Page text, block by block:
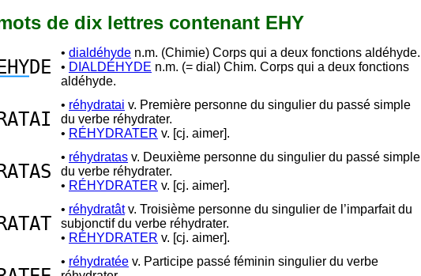
de dix lettres contenant EHY
EHYDE
• dialdéhyde n.m. (Chimie) Corps qui a deux fonctions aldéhyde.
• DIALDÉHYDE n.m. (= dial) Chim. Corps qui a deux fonctions
aldéhyde.
• réhydratai v. Première personne du singulier du passé simple
du verbe réhydrater.
• RÉHYDRATER v. [cj. aimer].
• réhydratas v. Deuxième personne du singulier du passé simple
du verbe réhydrater.
• RÉHYDRATER v. [cj. aimer].
• réhydratâtv. Troisième personne du singulier de l’imparfait du
subjonctif du verbe réhydrater.
• RÉHYDRATER v. [cj. aimer].
• réhydratée v. Participe passé féminin singulier du verbe